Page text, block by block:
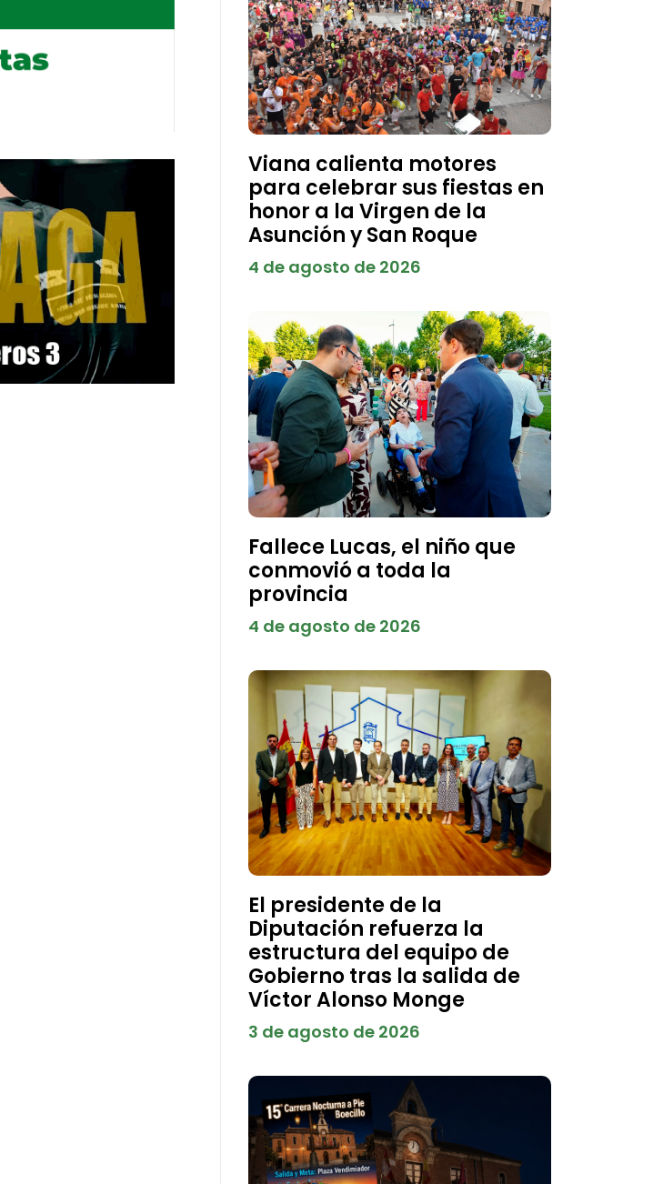
Viana calienta motores
para celebrar sus fiestas en
honor a la Virgen de la
Asunción y San Roque
4 de agosto de 2026
Fallece Lucas, el niño que
conmovió a toda la
provincia
4 de agosto de 2026
El presidente de la
Diputación refuerza la
estructura del equipo de
Gobierno tras la salida de
Víctor Alonso Monge
3 de agosto de 2026